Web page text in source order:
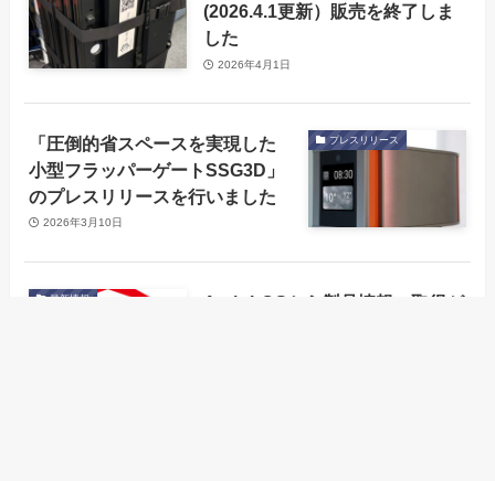
(2026.4.1更新）販売を終了しま
した
2026年4月1日
プレスリリース
「圧倒的省スペースを実現した
小型フラッパーゲートSSG3D」
のプレスリリースを行いました
2026年3月10日
最新情報
Arch-LOGから製品情報の取得が